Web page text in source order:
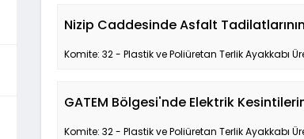
Nizip Caddesinde Asfalt
Komite: 32 - Plastik ve Poliüretan Terlik Ayakkabı
GATEM Bölgesi'nde Elektrik
Komite: 32 - Plastik ve Poliüretan Terlik Ayakkabı